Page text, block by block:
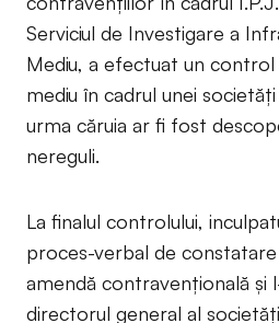
Serviciul de Investigare a
Mediu, a efectuat un control
mediu în cadrul unei
urma căruia ar fi fost
nereguli.
La finalul controlului,
proces-verbal de
amendă contravențională și
directorul general al